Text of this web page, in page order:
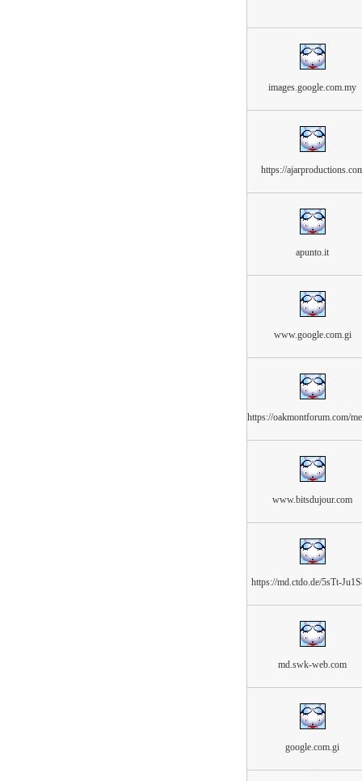
images.google.com.my
https://
apunto.it
www.google.com.gi
https://oakmontforum.com/
www.bitsdujour.com
https://md.ctdo.de/5sTt-
md.swk-web.com
google.com.gi